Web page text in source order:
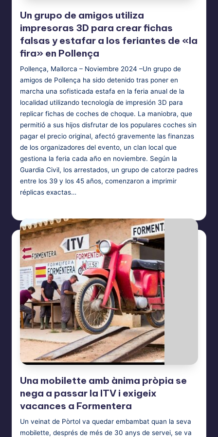
Un grupo de amigos utiliza
impresoras 3D para crear fichas
falsas y estafar a los feriantes de «la
fira» en Pollença
Pollença, Mallorca – Noviembre 2024 –Un grupo de
amigos de Pollença ha sido detenido tras poner en
marcha una sofisticada estafa en la feria anual de la
localidad utilizando tecnología de impresión 3D para
replicar fichas de coches de choque. La maniobra, que
permitió a sus hijos disfrutar de los populares coches sin
pagar el precio original, afectó gravemente las finanzas
de los organizadores del evento, un clan local que
gestiona la feria cada año en noviembre. Según la
Guardia Civil, los arrestados, un grupo de catorze padres
entre los 39 y los 45 años, comenzaron a imprimir
réplicas exactas…
Una mobilette amb ànima pròpia se
nega a passar la ITV i exigeix
vacances a Formentera
Un veinat de Pòrtol va quedar embambat quan la seva
mobilette, després de més de 30 anys de servei, se va